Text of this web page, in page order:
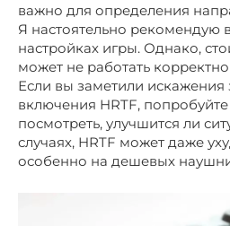
важно для определения
Я настоятельно рекомендую
настройках игры. Однако,
может не работать
Если вы заметили искажения
включения HRTF,
посмотреть, улучшится ли
случаях, HRTF может даже
особенно на дешевых